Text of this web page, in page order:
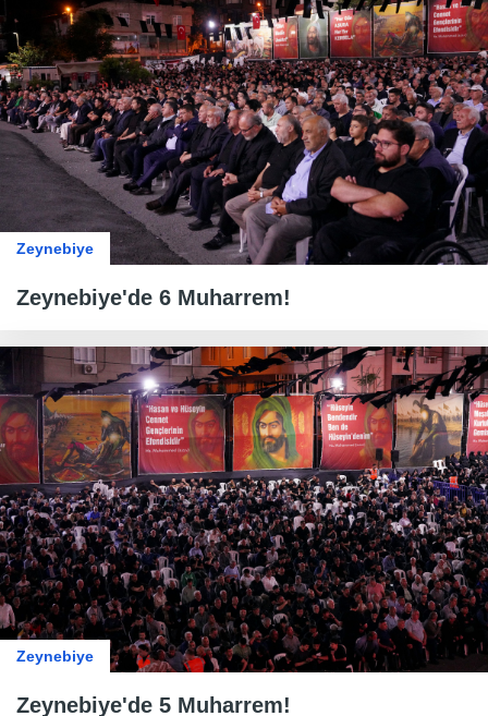
Zeynebiye
Zeynebiye'de 6 Muharrem!
Zeynebiye
Zeynebiye'de 5 Muharrem!